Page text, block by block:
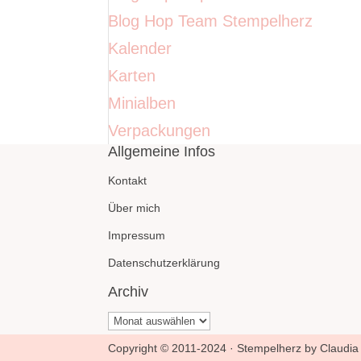
Blog Hop Team Stempelherz
Kalender
Karten
Minialben
Verpackungen
Allgemeine Infos
Kontakt
Über mich
Impressum
Datenschutzerklärung
Archiv
Archiv
Copyright © 2011-2024 · Stempelherz by